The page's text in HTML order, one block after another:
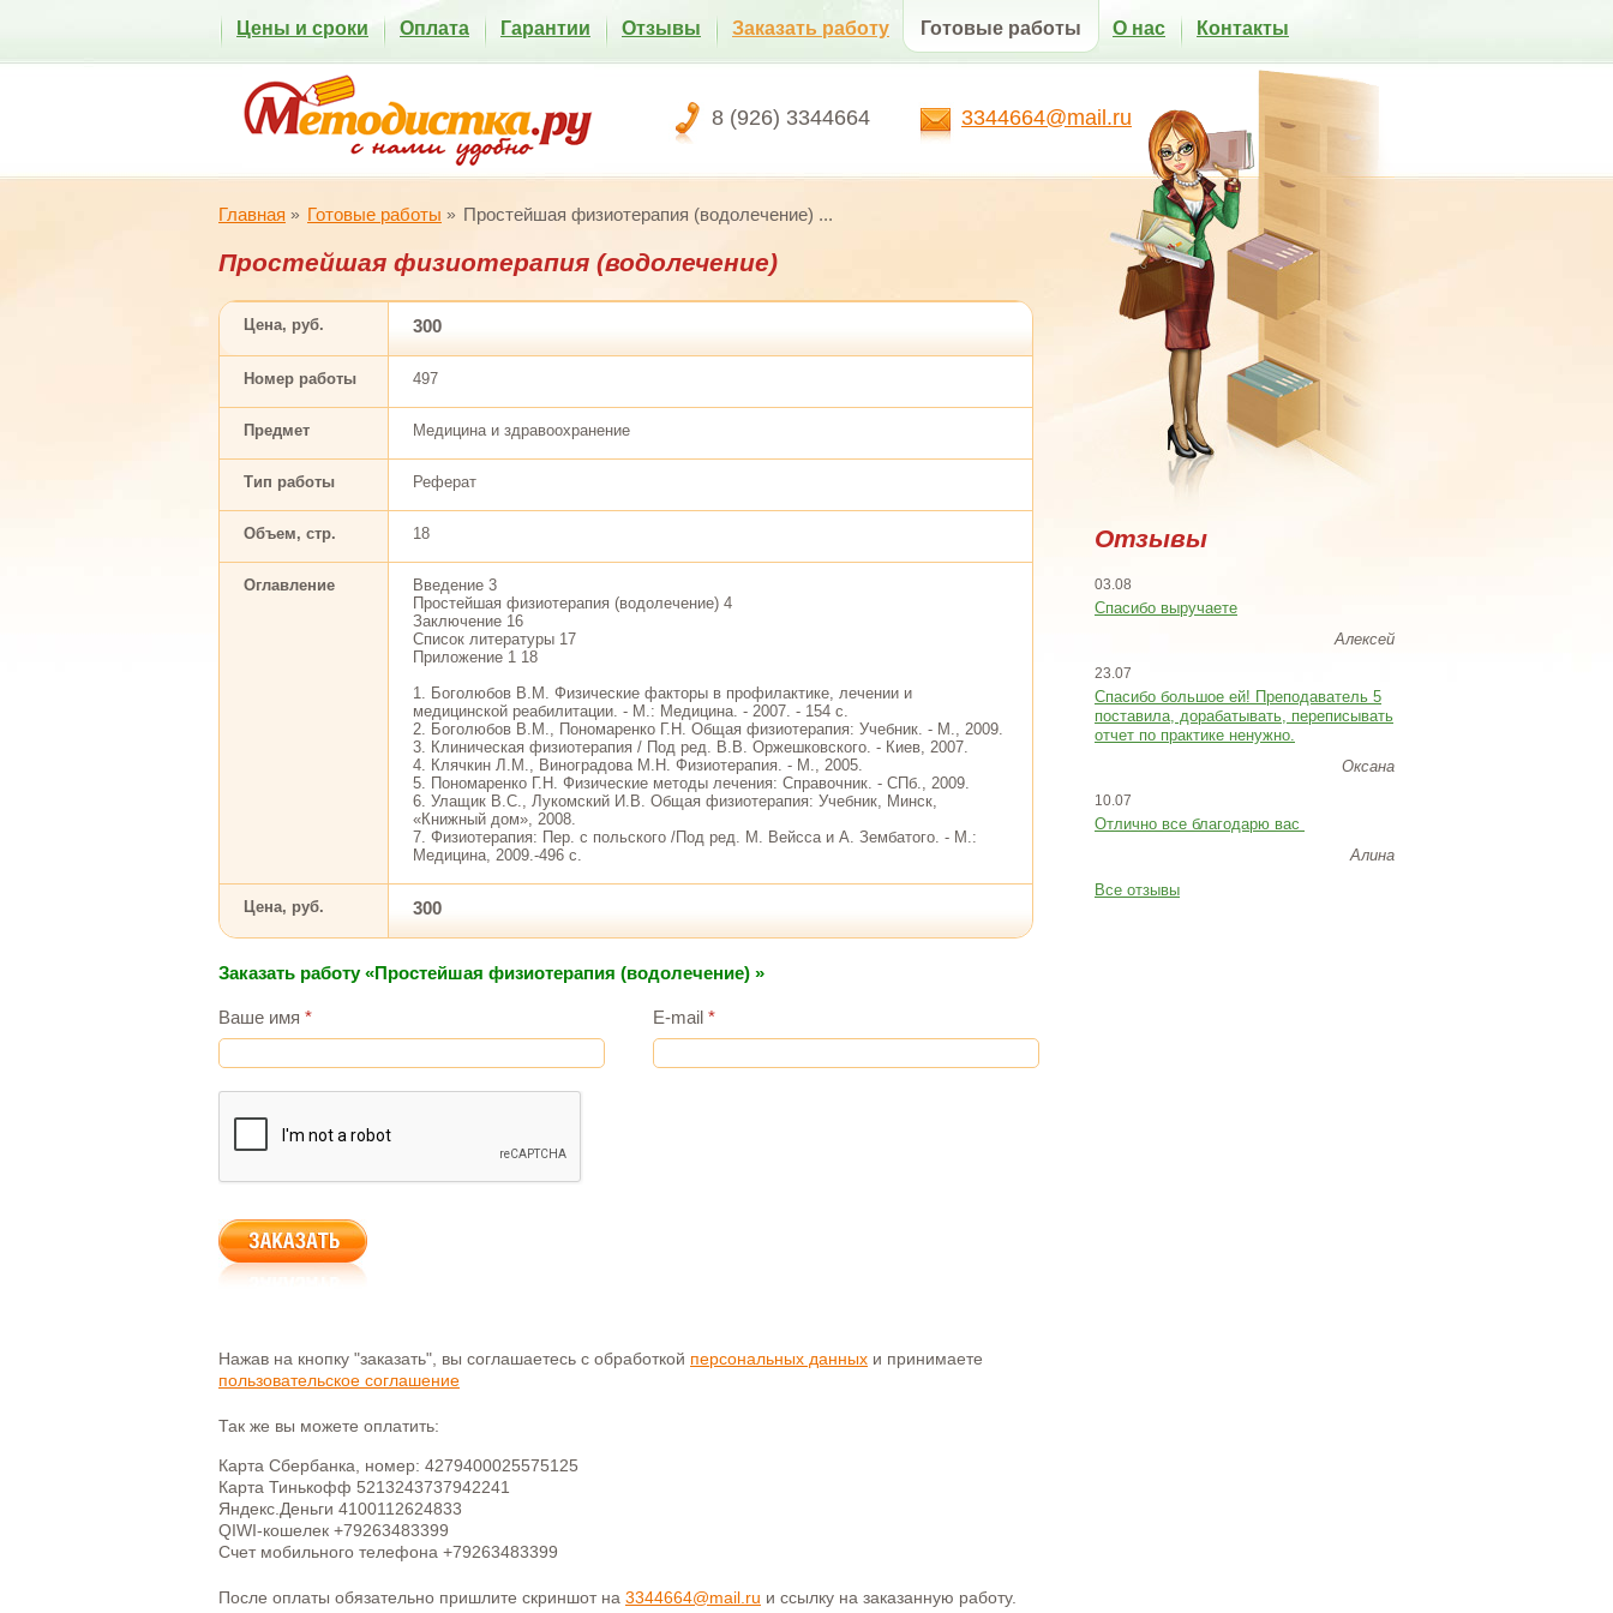
8 (926) 3344664 3344664@mail.ru
Цены и сроки Оплата Гарантии Отзывы Заказать работу Готовые работы О нас Контакты
Главная Готовые работы Простейшая физиотерапия (водолечение) ...
Простейшая физиотерапия (водолечение)
Цена, руб. 300
Номер работы 497
Предмет Медицина и здравоохранение
Тип работы Реферат
Объем, стр. 18
Оглавление
Введение 3
Простейшая физиотерапия (водолечение) 4
Заключение 16
Список литературы 17
Приложение 1 18
1. Боголюбов В.М. Физические факторы в профилактике, лечении и
медицинской реабилитации. - М.: Медицина. - 2007. - 154 с.
2. Боголюбов В.М., Пономаренко Г.Н. Общая физиотерапия: Учебник. - М., 2009.
3. Клиническая физиотерапия / Под ред. В.В. Оржешковского. - Киев, 2007.
4. Клячкин Л.М., Виноградова М.Н. Физиотерапия. - М., 2005.
5. Пономаренко Г.Н. Физические методы лечения: Справочник. - СПб., 2009.
6. Улащик В.С., Лукомский И.В. Общая физиотерапия: Учебник, Минск,
«Книжный дом», 2008.
7. Физиотерапия: Пер. с польского /Под ред. М. Вейсса и А. Зембатого. - М.:
Медицина, 2009.-496 с.
Цена, руб. 300
Заказать работу «Простейшая физиотерапия (водолечение) »
Ваше имя * E-mail *
Нажав на кнопку "заказать", вы соглашаетесь с обработкой персональных данных и принимаете
пользовательское соглашение
Так же вы можете оплатить:
Карта Сбербанка, номер: 4279400025575125
Карта Тинькофф 5213243737942241
Яндекс.Деньги 4100112624833
QIWI-кошелек +79263483399
Счет мобильного телефона +79263483399
После оплаты обязательно пришлите скриншот на 3344664@mail.ru и ссылку на заказанную работу.
Отзывы
03.08
Спасибо выручаете
Алексей
23.07
Cпасибо большое ей! Преподаватель 5
поставила, дорабатывать, переписывать
отчет по практике ненужно.
Оксана
10.07
Отлично все благодарю вас
Алина
Все отзывы